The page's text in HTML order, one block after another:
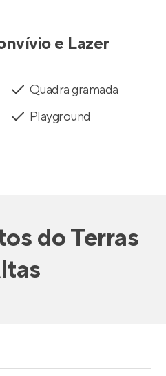
e Lazer
Quadra gramada
Playground
doTerras